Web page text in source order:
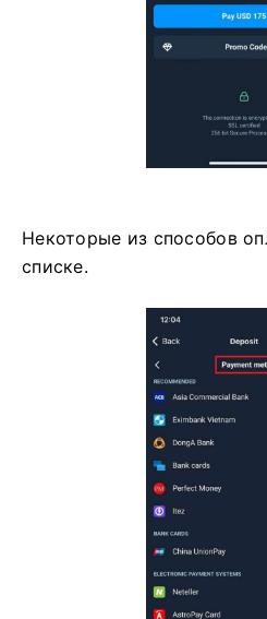
Некоторые из способов
списке.